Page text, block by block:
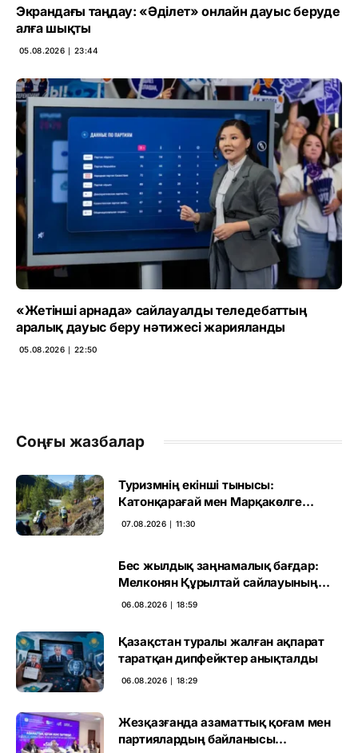
Экрандағы таңдау: «Әділет» онлайн дауыс беруде
алға шықты
05.08.2026 ∣ 23:44
«Жетінші арнада» сайлауалды теледебаттың
аралық дауыс беру нәтижесі жарияланды
05.08.2026 ∣ 22:50
Соңғы жазбалар
Туризмнің екінші тынысы:
Катонқарағай мен Марқакөлге
инвестиция не береді
07.08.2026 ∣ 11:30
Бес жылдық заңнамалық бағдар:
Мелконян Құрылтай сайлауының
маңызын бағалады
06.08.2026 ∣ 18:59
Қазақстан туралы жалған ақпарат
таратқан дипфейктер анықталды
06.08.2026 ∣ 18:29
Жезқазғанда азаматтық қоғам мен
партиялардың байланысы